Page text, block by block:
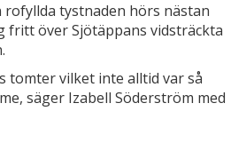
tystnaden hörs nästan
fritt över Sjötäppans vidsträckta
tomter vilket inte alltid var så
säger Izabell Söderström med